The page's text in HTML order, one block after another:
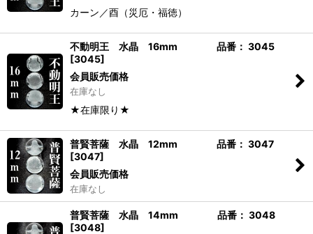
カーン／酉（災厄・福徳）
不動明王 水晶 16mm 品番： 3045
[3045]
会員販売価格
在庫なし
★在庫限り★
普賢菩薩 水晶 12mm 品番： 3047
[3047]
会員販売価格
在庫なし
普賢菩薩 水晶 14mm 品番： 3048
[3048]